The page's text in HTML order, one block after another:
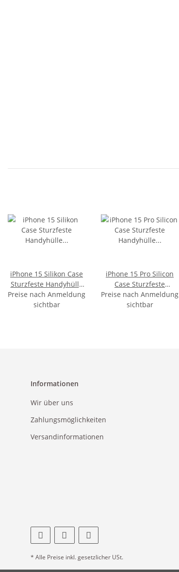
iPhone 15 Silikon Case
Sturzfeste Handyhülle
Transparent
Preise nach Anmeldung
sichtbar
iPhone 15 Pro Silicon
Case Sturzfeste
Handyhülle Schwarz
Preise nach Anmeldung
sichtbar
Informationen
Wir über uns
Zahlungsmöglichkeiten
Versandinformationen
* Alle Preise inkl. gesetzlicher USt.